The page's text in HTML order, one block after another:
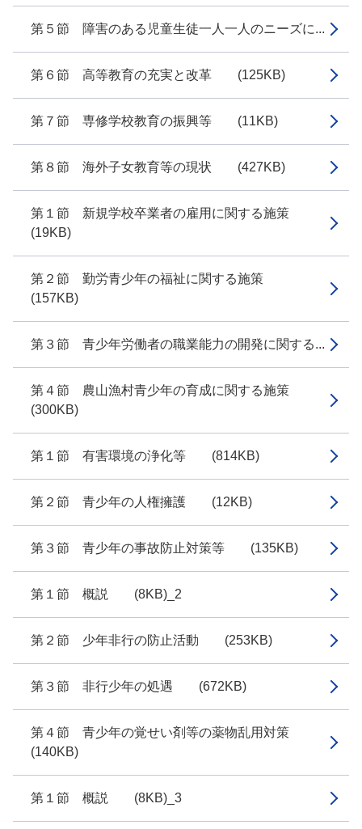
第５節 障害のある児童生徒一人一人のニーズに...
第６節 高等教育の充実と改革 (125KB)
第７節 専修学校教育の振興等 (11KB)
第８節 海外子女教育等の現状 (427KB)
第１節 新規学校卒業者の雇用に関する施策
(19KB)
第２節 勤労青少年の福祉に関する施策
(157KB)
第３節 青少年労働者の職業能力の開発に関する...
第４節 農山漁村青少年の育成に関する施策
(300KB)
第１節 有害環境の浄化等 (814KB)
第２節 青少年の人権擁護 (12KB)
第３節 青少年の事故防止対策等 (135KB)
第１節 概説 (8KB)_2
第２節 少年非行の防止活動 (253KB)
第３節 非行少年の処遇 (672KB)
第４節 青少年の覚せい剤等の薬物乱用対策
(140KB)
第１節 概説 (8KB)_3